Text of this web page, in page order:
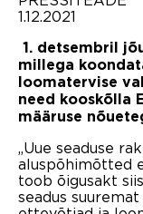
1.12.2021
1. detsembril
millega
loomatervise
need kooskõlla
määruse
„Uue seaduse
aluspõhimõtted
toob õigusakt
seadus